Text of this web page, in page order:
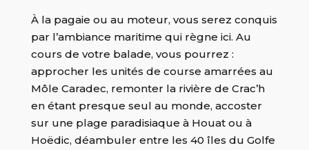
À la pagaie ou au moteur, vous serez conquis
par l’ambiance maritime qui règne ici. Au
cours de votre balade, vous pourrez :
approcher les unités de course amarrées au
Môle Caradec, remonter la rivière de Crac’h
en étant presque seul au monde, accoster
sur une plage paradisiaque à Houat ou à
Hoëdic, déambuler entre les 40 îles du Golfe